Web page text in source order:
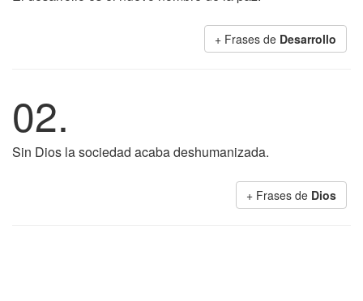
+ Frases de Desarrollo
02.
Sin Dios la sociedad acaba deshumanizada.
+ Frases de Dios